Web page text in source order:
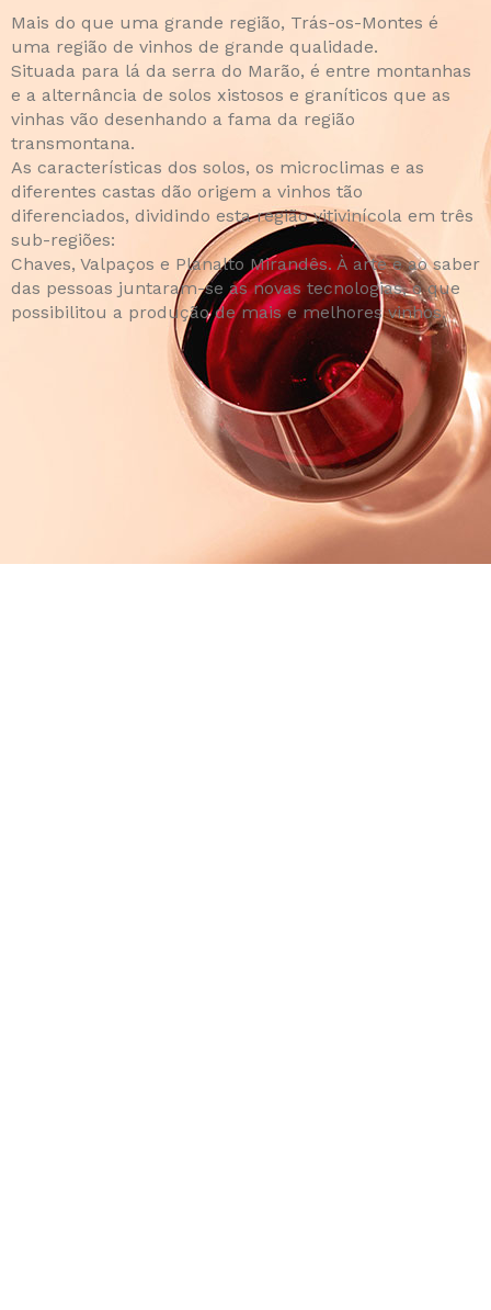
Mais do que uma grande região, Trás-os-Montes é
uma região de vinhos de grande qualidade.
Situada para lá da serra do Marão, é entre montanhas
e a alternância de solos xistosos e graníticos que as
vinhas vão desenhando a fama da região
transmontana.
As características dos solos, os microclimas e as
diferentes castas dão origem a vinhos tão
diferenciados, dividindo esta região vitivinícola em três
sub-regiões:
Chaves, Valpaços e Planalto Mirandês. À arte e ao saber
das pessoas juntaram-se as novas tecnologias, o que
possibilitou a produção de mais e melhores vinhos.